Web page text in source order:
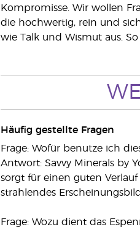
Kompromisse. Wir wollen
die hochwertig, rein und
wie Talk und Wismut aus.
Häufig gestellte Fragen
Frage: Wofür benutze ich
Antwort: Savvy Minerals by
sorgt für einen guten
strahlendes Erscheinungsbild.
Frage: Wozu dient das